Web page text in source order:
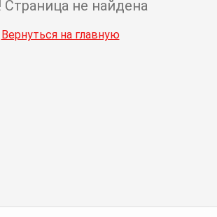
Страница не найдена
Вернуться на главную